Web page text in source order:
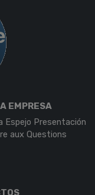
EMPRESA
Espejo Presentación
aux Questions